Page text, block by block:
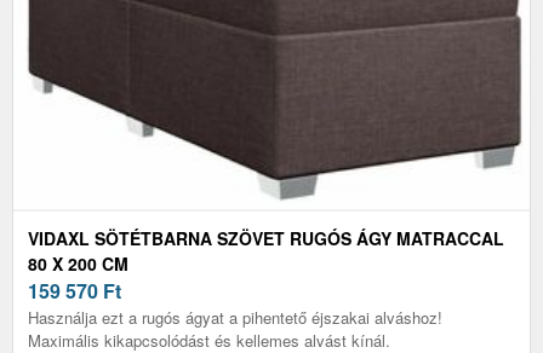
VIDAXL SÖTÉTBARNA SZÖVET RUGÓS ÁGY MATRACCAL
80 X 200 CM
159 570 Ft
Használja ezt a rugós ágyat a pihentető éjszakai alváshoz!
Maximális kikapcsolódást és kellemes alvást kínál.